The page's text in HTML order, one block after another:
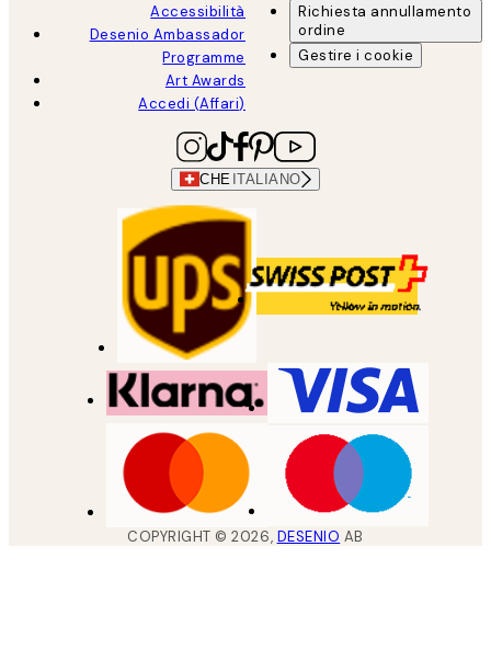
Accessibilità
Desenio Ambassador
Programme
Art Awards
Accedi (Affari)
Richiesta annullamento
ordine
Gestire i cookie
CHE ITALIANO
COPYRIGHT ©2026, DESENIO AB